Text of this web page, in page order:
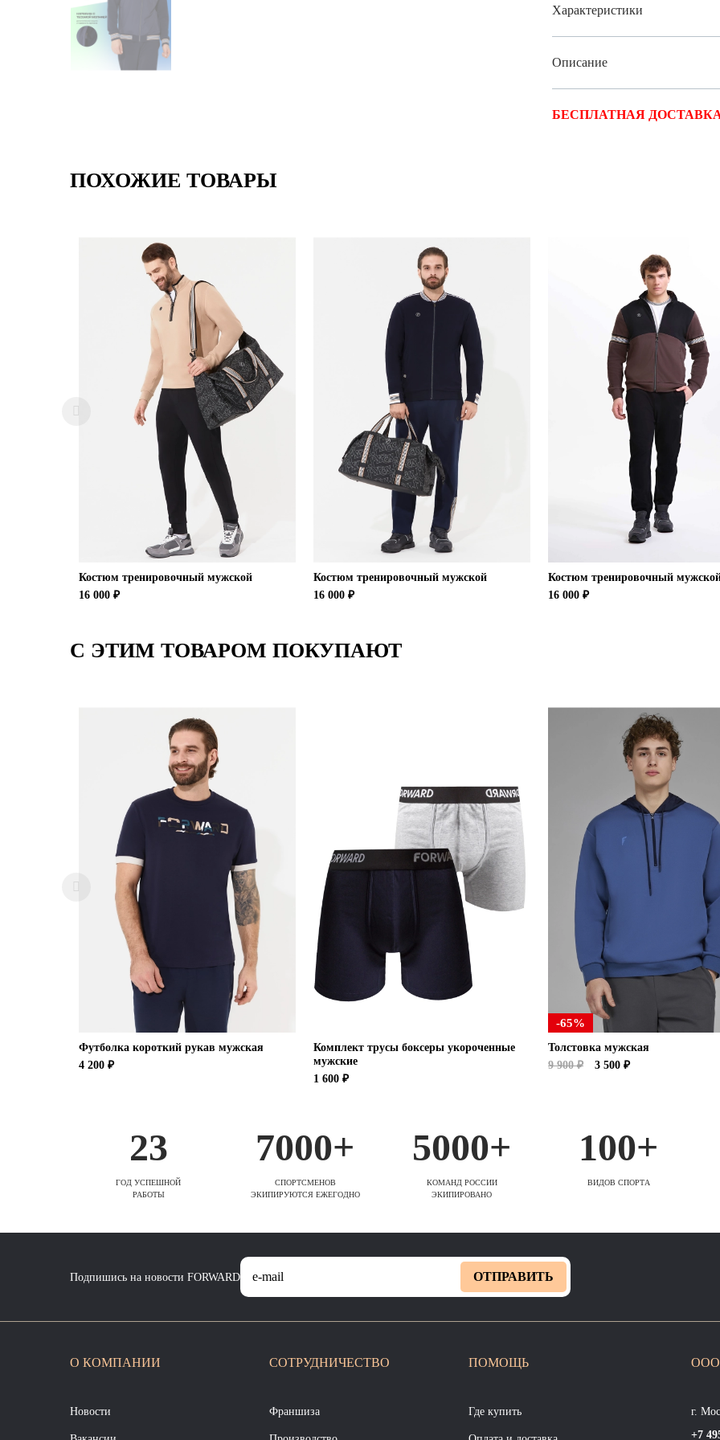
Характеристики
Описание
БЕСПЛАТНАЯ
ПОХОЖИЕ ТОВАРЫ
Костюм тренировочный мужской
16 000 ₽
Костюм тренировочный мужской
16 000 ₽
Костюм тренировочный
16 000 ₽
С ЭТИМ ТОВАРОМ ПОКУПАЮТ
Футболка короткий рукав мужская
4 200 ₽
Комплект трусы боксеры укороченные
мужские
1 600 ₽
-65%
Толстовка мужская
9 900 ₽
3 500 ₽
23
ГОД УСПЕШНОЙ
РАБОТЫ
7000+
СПОРТСМЕНОВ
ЭКИПИРУЮТСЯ ЕЖЕГОДНО
5000+
КОМАНД РОССИИ
ЭКИПИРОВАНО
100+
ВИДОВ СПОРТА
Подпишись на новости FORWARD ОТПРАВИТЬ
О КОМПАНИИ
Новости
СОТРУДНИЧЕСТВО
Франшиза
ПОМОЩЬ
Где купить
ООО
г.
+7